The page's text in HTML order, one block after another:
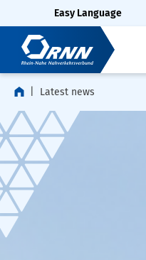
Skip navigation
Skip to footerEasy Language
Latest news